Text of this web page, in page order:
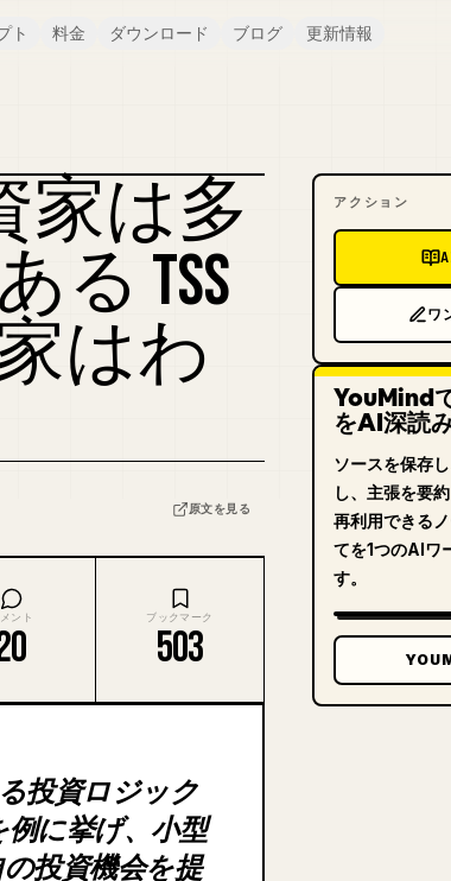
ト 料金 ダウンロード ブログ 更新情報
家は多
TSS
はわ
原文を見る
ント ブックマーク
503
投資ロジック
に挙げ、小型
投資機会を提
アクション
ワ
YouMind
をAI深読
ソースを保存
し、主張を要
再利用できる
てを1つのAIワ
す。